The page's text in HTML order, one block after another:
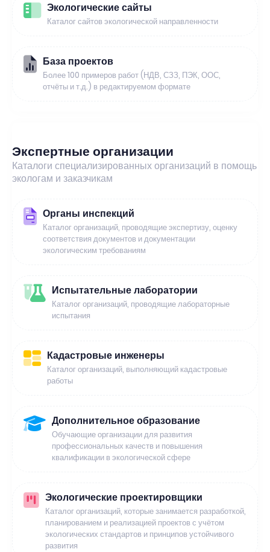
Экологические сайты
Каталог сайтов экологической направленности
База проектов
Более 100 примеров работ (НДВ, СЗЗ, ПЭК, ООС,
отчёты и т.д.) в редактируемом формате
Экспертные организации
Каталоги специализированных организаций в помощь
экологам и заказчикам
Органы инспекций
Каталог организаций, проводящие экспертизу, оценку
соответствия документов и документации
экологическим требованиям
Испытательные лаборатории
Каталог организаций, проводящие лабораторные
испытания
Кадастровые инженеры
Каталог организаций, выполняющий кадастровые
работы
Дополнительное образование
Обучающие организации для развития
профессиональных качеств и повышения
квалификации в экологической сфере
Экологические проектировщики
Каталог организаций, которые занимается разработкой,
планированием и реализацией проектов с учётом
экологических стандартов и принципов устойчивого
развития